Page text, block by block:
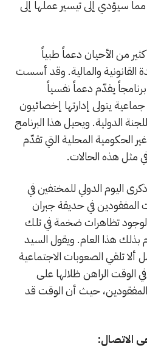
مما سيؤدي إلى تيسير عملها إلى
من الأحيان دعماً طبياً
القانونية والمالية. وقد أسست
اللجنة الدولية في عام 2014 برنامجاً يقدّم دعماً نفسياً
يتولى إدارتها إخصائيون
الدولية. ويحيل هذا البرنامج
الحكومية المحلية التي تقدّم
مثل هذه الحالات.
اليوم الدولي للمختفين في
المفقودين في حديقة جبران
لوجود تظاهرات ضخمة في تلك
بذلك هذا العام. ويقول السيد
تلقي الصعوبات الاجتماعية
في الوقت الراهن ظلالها على
المفقودين، حيث أن الوقت قد
الاتصال: